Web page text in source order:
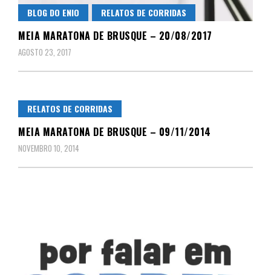
BLOG DO ENIO RELATOS DE CORRIDAS
MEIA MARATONA DE BRUSQUE – 20/08/2017
AGOSTO 23, 2017
RELATOS DE CORRIDAS
MEIA MARATONA DE BRUSQUE – 09/11/2014
NOVEMBRO 10, 2014